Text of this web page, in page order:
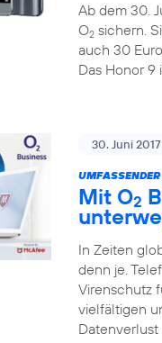
Ab dem 30.
O2 sichern.
auch 30
Das Honor 9
30. Juni 2017
Mit O2
In Zeiten
denn je.
Virenschutz
vielfältigen